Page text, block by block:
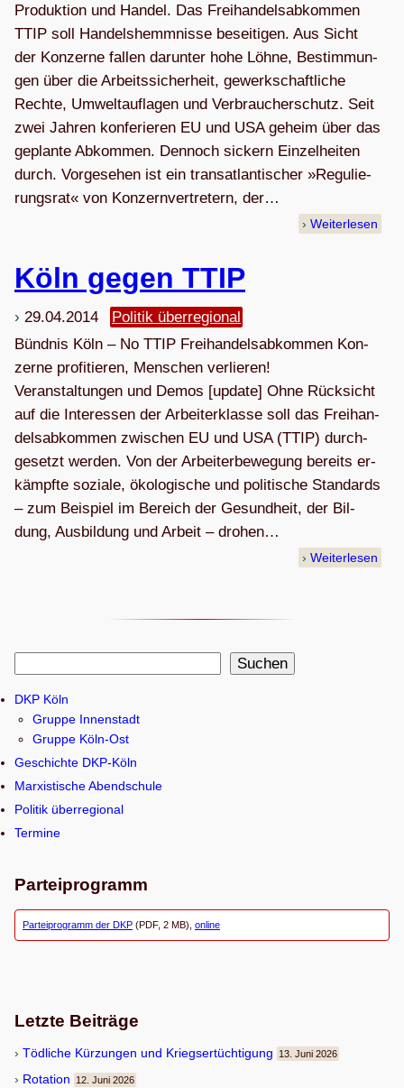
Pro­duk­ti­on und Han­del. Das Frei­han­dels­ab­kom­men
TTIP soll Han­dels­hemm­nis­se be­sei­ti­gen. Aus Sicht
der Kon­zer­ne fal­len dar­un­ter ho­he Löh­ne, Be­stim­mun­
gen über die Ar­beits­si­cher­heit, ge­werk­schaft­li­che
Rech­te, Um­welt­auf­la­gen und Ver­brau­cher­schutz. Seit
zwei Jah­ren kon­fe­rie­ren EU und USA ge­heim über das
ge­plan­te Abkommen. Den­noch si­ckern Ein­zel­hei­ten
durch. Vor­ge­se­hen ist ein trans­at­lan­ti­scher »Re­gu­lie­
rungs­rat« von Kon­zern­ver­tre­tern, der…
Weiterlesen
Köln gegen TTIP
29.04.2014
Politik überregional
Bünd­nis Köln – No TTIP Frei­han­­del­s­­ab­kom­men Kon­
zer­ne pro­fi­­tie­ren, Men­schen ver­lie­ren!
Veranstaltungen und Demos [update] Oh­ne Rück­sicht
auf die In­ter­es­sen der Ar­bei­ter­klas­se soll das Frei­han­
dels­ab­kom­men zwi­schen EU und USA (TTIP) durch­
ge­setzt wer­den. Von der Ar­bei­ter­be­we­gung be­reits er­
kämpf­te so­zia­le, öko­lo­gi­sche und po­li­ti­sche Stan­dards
– zum Bei­spiel im Be­reich der Ge­sund­heit, der Bil­
dung, Aus­bil­dung und Ar­beit – dro­hen…
Weiterlesen
h
e
n
Suchen
DKP Köln
Gruppe Innenstadt
Gruppe Köln-Ost
Geschichte DKP-Köln
Marxistische Abendschule
Politik überregional
Termine
Parteiprogramm
Parteiprogramm der DKP (PDF, 2 MB), online
Letzte Beiträge
Töd­li­che Kür­zun­gen und Kriegsertüchtigung 13. Juni 2026
Rota­tion 12. Juni 2026